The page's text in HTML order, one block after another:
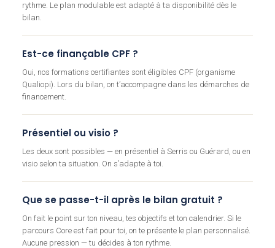
rythme. Le plan modulable est adapté à ta disponibilité dès le
bilan.
Est-ce finançable CPF ?
Oui, nos formations certifiantes sont éligibles CPF (organisme
Qualiopi). Lors du bilan, on t’accompagne dans les démarches de
financement.
Présentiel ou visio ?
Les deux sont possibles — en présentiel à Serris ou Guérard, ou en
visio selon ta situation. On s’adapte à toi.
Que se passe-t-il après le bilan gratuit ?
On fait le point sur ton niveau, tes objectifs et ton calendrier. Si le
parcours Core est fait pour toi, on te présente le plan personnalisé.
Aucune pression — tu décides à ton rythme.